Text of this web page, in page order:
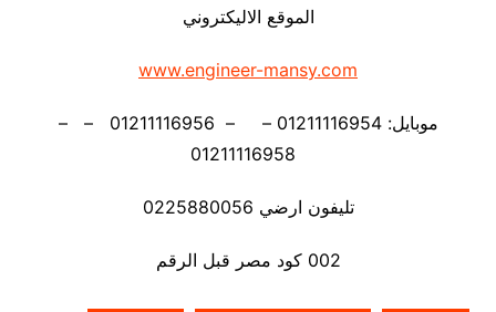
الموقع الاليكتروني
www.engineer-mansy.com
موبايل: 01211116954 – – 01211116956 – –
تليفون ارضي 0225880056
002 كود مصر قبل الرقم